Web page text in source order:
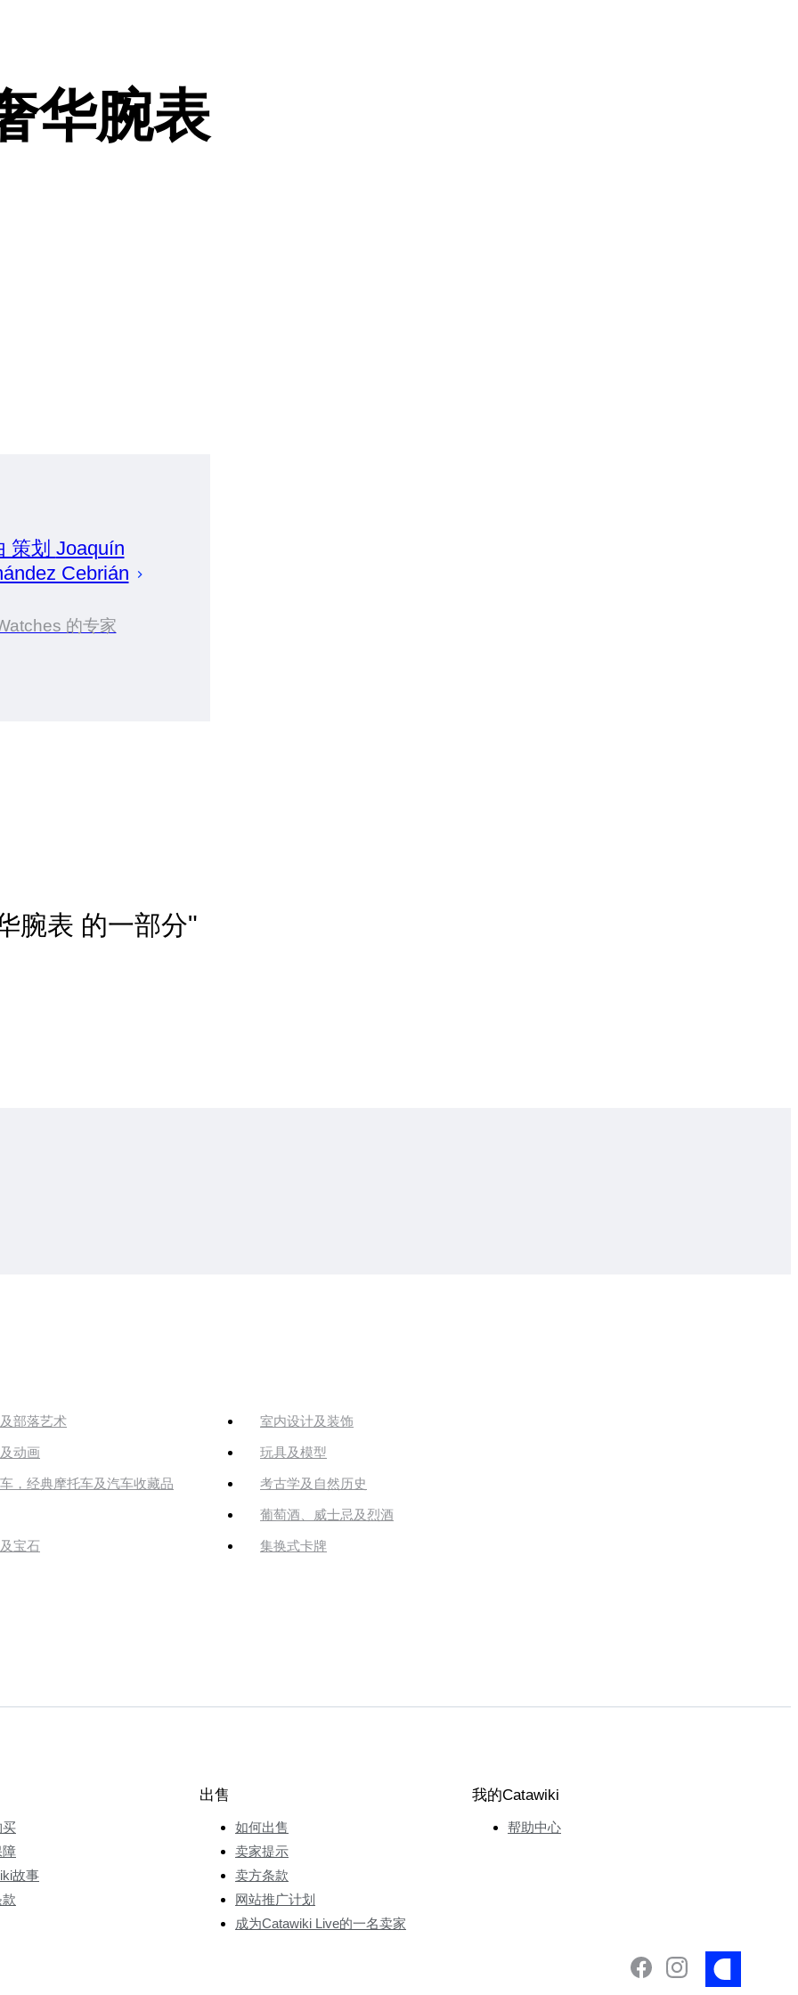
华腕表
策划 Joaquín
Cebrián
的专家
腕表 的一部分"
部落艺术 室内设计及装饰
动画 玩具及模型
，经典摩托车及汽车收藏品 考古学及自然历史
葡萄酒、威士忌及烈酒
宝石 集换式卡牌
买
障
故事
出售
如何出售
卖家提示
卖方条款
网站推广计划
成为Catawiki Live的一名卖家
我的Catawiki
帮助中心